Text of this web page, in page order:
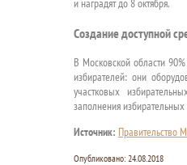
и наградят до 8 октября.
Создание доступной
В Московской области
избирателей: они
участковых
заполнения
Источник: Правительство
Опубликовано: 24.08.2018